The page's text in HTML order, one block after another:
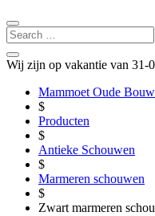
Wij zijn op vakantie van 31-
Mammoet Oude
$
Producten
$
Antieke Schouwen
$
Marmeren schouwen
$
Zwart marmeren